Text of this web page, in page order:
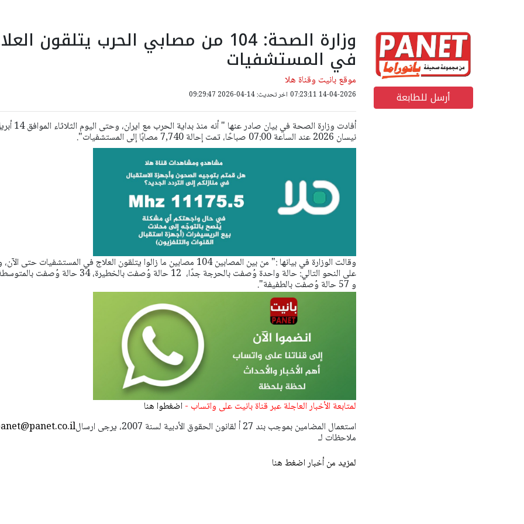
أرسل للطابعة
وزارة الصحة: 104 من مصابي الحرب يتلقون
في المستشفيات
موقع بانيت وقناة هلا
14-04-2026 07:23:11 اخر تحديث: 14-04-2026 09:29:47
أفادت وزارة الصحة في بيان صادر عنها " أنه منذ
نيسان 2026 عند الساعة 07:00 صباحًا، تمت إحالة 7,740 مصابًا إلى المستشفيات".
وقالت الوزارة في بيانها :" من بين المصابين 104 مصابين ما زالوا يتلقون العلاج في المستشفيات حتى
على النحو التالي:حالة واحدة وُصفت بالحرجة جدًا، 34 حالة وُصفت
و
لمتابعة الأخبار العاجلة عبر قناة بانيت على واتساب - اضغطوا هنا
استعمال المضامين بموجب بند 27 أ لقانون الحقوق الأدبية لسنة 2007، يرجى ارسال
ملاحظات لـ
لمزيد من أخبار اضغط هنا